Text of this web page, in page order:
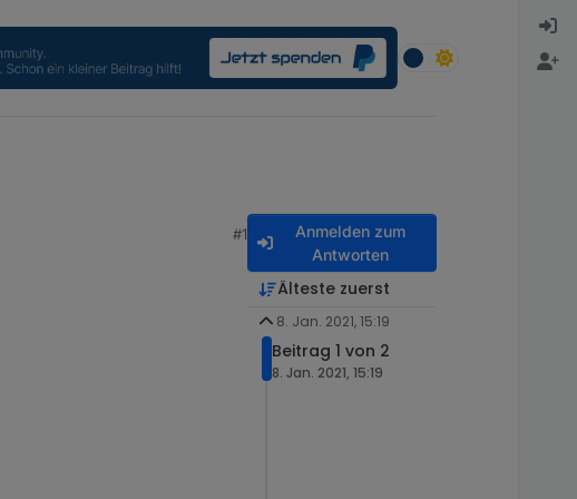
#1
Anmelden zum
Antworten
Älteste zuerst
8. Jan. 2021, 15:19
Beitrag 1 von 2
8. Jan. 2021, 15:19